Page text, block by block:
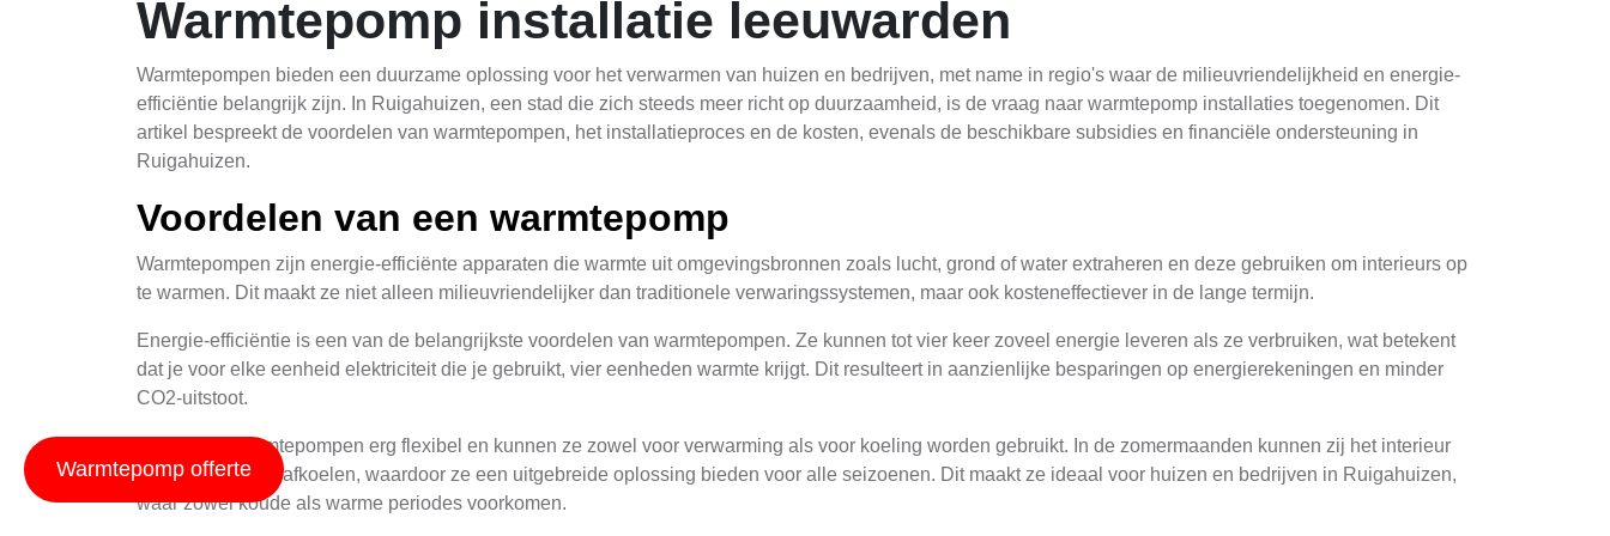
Warmtepomp installatie leeuwarden
Warmtepompen bieden een duurzame oplossing voor het verwarmen van huizen en bedrijven, met name in regio's waar de milieuvriendelijkheid en energie-
efficiëntie belangrijk zijn. In Ruigahuizen, een stad die zich steeds meer richt op duurzaamheid, is de vraag naar warmtepomp installaties toegenomen. Dit
artikel bespreekt de voordelen van warmtepompen, het installatieproces en de kosten, evenals de beschikbare subsidies en financiële ondersteuning in
Ruigahuizen.
Voordelen van een warmtepomp
Warmtepompen zijn energie-efficiënte apparaten die warmte uit omgevingsbronnen zoals lucht, grond of water extraheren en deze gebruiken om interieurs op
te warmen. Dit maakt ze niet alleen milieuvriendelijker dan traditionele verwaringssystemen, maar ook kosteneffectiever in de lange termijn.
Energie-efficiëntie is een van de belangrijkste voordelen van warmtepompen. Ze kunnen tot vier keer zoveel energie leveren als ze verbruiken, wat betekent
dat je voor elke eenheid elektriciteit die je gebruikt, vier eenheden warmte krijgt. Dit resulteert in aanzienlijke besparingen op energierekeningen en minder
CO2-uitstoot.
Verder zijn warmtepompen erg flexibel en kunnen ze zowel voor verwarming als voor koeling worden gebruikt. In de zomermaanden kunnen zij het interieur
van een gebouw afkoelen, waardoor ze een uitgebreide oplossing bieden voor alle seizoenen. Dit maakt ze ideaal voor huizen en bedrijven in Ruigahuizen,
waar zowel koude als warme periodes voorkomen.
Warmtepomp offerte